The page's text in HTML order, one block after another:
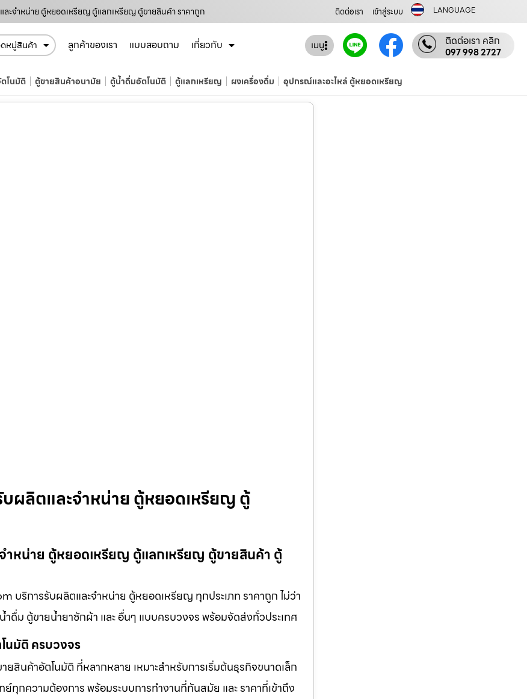
ะจำหน่าย ตู้หยอดเหรียญ ตู้แลกเหรียญ ตู้ขายสินค้า ราคาถูก ติดต่อเรา เข้าสู่ระบบ LANGUAGE
หมู่สินค้า ลูกค้าของเรา แบบสอบถาม เกี่ยวกับ เมนู ติดต่อเรา คลิก
097 998 2727
โนมัติ ตู้ขายสินค้าอนามัย ตู้น้ำดื่มอัตโนมัติ ตู้แลกเหรียญ ผงเครื่องดื่ม อุปกรณ์และอะไหล่ ตู้หยอดเหรียญ
ผลิตและจำหน่าย ตู้หยอดเหรียญ ตู้
ำหน่าย ตู้หยอดเหรียญ ตู้แลกเหรียญ ตู้ขายสินค้า ตู้
บริการรับผลิตและจำหน่าย ตู้หยอดเหรียญ ทุกประเภท ราคาถูก ไม่ว่า
ม ตู้ขายน้ำยาซักผ้า และ อื่นๆ แบบครบวงจร พร้อมจัดส่งทั่วประเทศ
นมัติ ครบวงจร
สินค้าอัตโนมัติ ที่หลากหลาย เหมาะสำหรับการเริ่มต้นธุรกิจขนาดเล็ก
ทุกความต้องการ พร้อมระบบการทำงานที่ทันสมัย และ ราคาที่เข้าถึง